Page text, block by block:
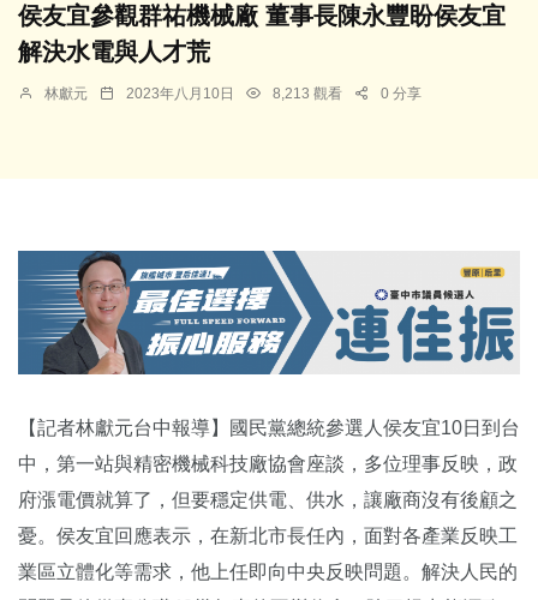
侯友宜參觀群祐機械廠 董事長陳永豐盼侯友宜
解決水電與人才荒
林獻元 2023年八月10日 8,213 觀看 0 分享
【記者林獻元台中報導】國民黨總統參選人侯友宜10日到台
中，第一站與精密機械科技廠協會座談，多位理事反映，政
府漲電價就算了，但要穩定供電、供水，讓廠商沒有後顧之
憂。侯友宜回應表示，在新北市長任內，面對各產業反映工
業區立體化等需求，他上任即向中央反映問題。解決人民的